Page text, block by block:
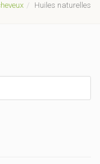
Huiles naturelles